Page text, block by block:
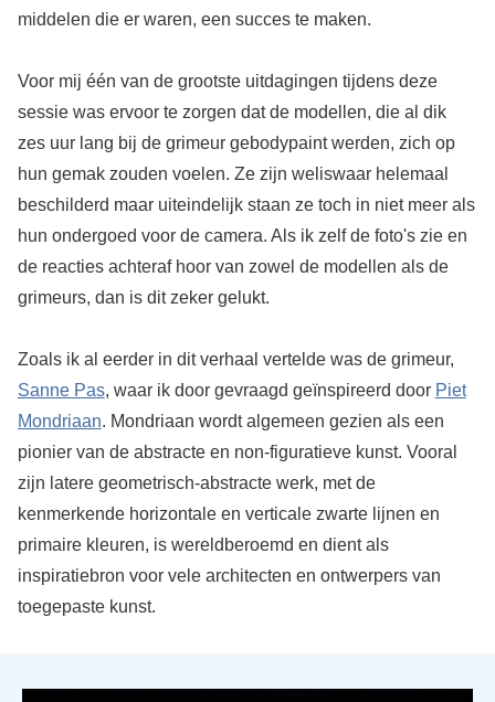
middelen die er waren, een succes te maken.
Voor mij één van de grootste uitdagingen tijdens deze
sessie was ervoor te zorgen dat de modellen, die al dik
zes uur lang bij de grimeur gebodypaint werden, zich op
hun gemak zouden voelen. Ze zijn weliswaar helemaal
beschilderd maar uiteindelijk staan ze toch in niet meer als
hun ondergoed voor de camera. Als ik zelf de foto's zie en
de reacties achteraf hoor van zowel de modellen als de
grimeurs, dan is dit zeker gelukt.
Zoals ik al eerder in dit verhaal vertelde was de grimeur,
Sanne Pas, waar ik door gevraagd geïnspireerd door Piet
Mondriaan. Mondriaan wordt algemeen gezien als een
pionier van de abstracte en non-figuratieve kunst. Vooral
zijn latere geometrisch-abstracte werk, met de
kenmerkende horizontale en verticale zwarte lijnen en
primaire kleuren, is wereldberoemd en dient als
inspiratiebron voor vele architecten en ontwerpers van
toegepaste kunst.